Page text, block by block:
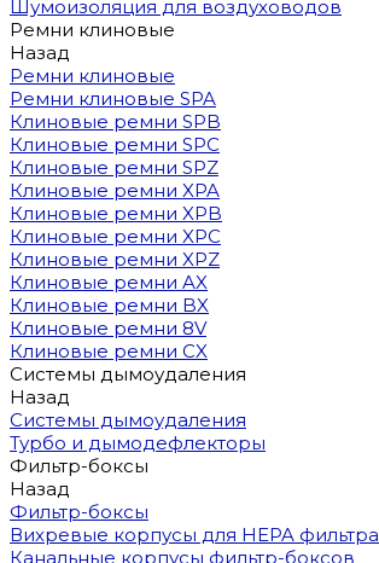
Шумоизоляция для воздуховодов
Ремни клиновые
Назад
Ремни клиновые
Ремни клиновые SPA
Клиновые ремни SPB
Клиновые ремни SPC
Клиновые ремни SPZ
Клиновые ремни XPA
Клиновые ремни XPB
Клиновые ремни XPC
Клиновые ремни XPZ
Клиновые ремни AX
Клиновые ремни BX
Клиновые ремни 8V
Клиновые ремни CX
Системы дымоудаления
Назад
Системы дымоудаления
Турбо и дымодефлекторы
Фильтр-боксы
Назад
Фильтр-боксы
Вихревые корпусы для HEPA фильтра
Канальные корпусы фильтр-боксов